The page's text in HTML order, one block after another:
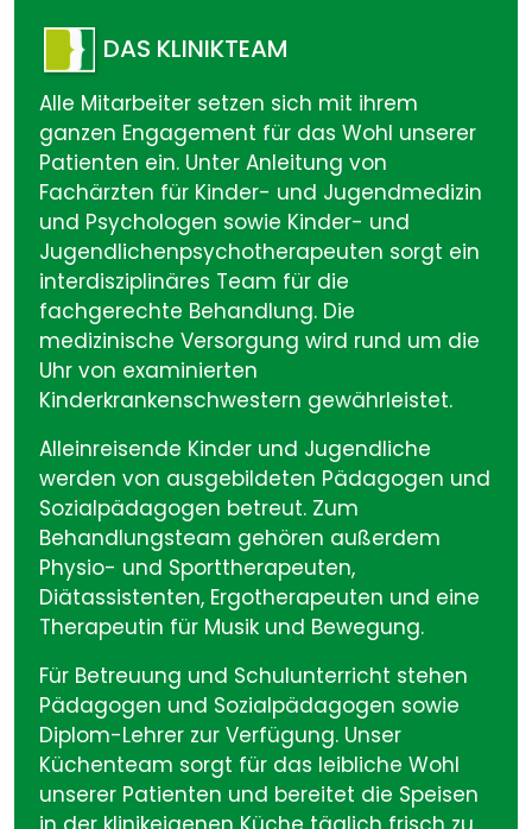
DAS KLINIKTEAM
Alle Mitarbeiter setzen sich mit ihrem
ganzen Engagement für das Wohl unserer
Patienten ein. Unter Anleitung von
Fachärzten für Kinder- und Jugendmedizin
und Psychologen sowie Kinder- und
Jugendlichenpsychotherapeuten sorgt ein
interdisziplinäres Team für die
fachgerechte Behandlung. Die
medizinische Versorgung wird rund um die
Uhr von examinierten
Kinderkrankenschwestern gewährleistet.
Alleinreisende Kinder und Jugendliche
werden von ausgebildeten Pädagogen und
Sozialpädagogen betreut. Zum
Behandlungsteam gehören außerdem
Physio- und Sporttherapeuten,
Diätassistenten, Ergotherapeuten und eine
Therapeutin für Musik und Bewegung.
Für Betreuung und Schulunterricht stehen
Pädagogen und Sozialpädagogen sowie
Diplom-Lehrer zur Verfügung. Unser
Küchenteam sorgt für das leibliche Wohl
unserer Patienten und bereitet die Speisen